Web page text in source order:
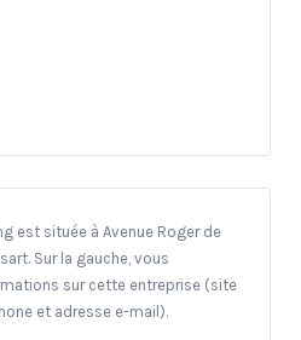
est située à Avenue Roger de
Sur la gauche, vous
sur cette entreprise (site
et adresse e-mail).